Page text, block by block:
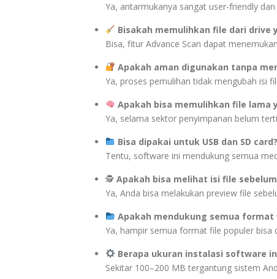
Ya, antarmukanya sangat user-friendly
Bisakah memulihkan file dari drive
Bisa, fitur Advance Scan dapat
Apakah aman digunakan tanpa
Ya, proses pemulihan tidak mengubah isi
Apakah bisa memulihkan file lama
Ya, selama sektor penyimpanan belum
Bisa dipakai untuk USB dan SD card?
Tentu, software ini mendukung semua
🕵️ Apakah bisa melihat isi file
Ya, Anda bisa melakukan preview file
Apakah mendukung semua format
Ya, hampir semua format file populer bisa
Berapa ukuran instalasi software
Sekitar 100–200 MB tergantung sistem